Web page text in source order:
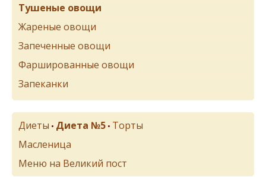
Тушеные овощи
Жареные овощи
Запеченные овощи
Фаршированные овощи
Запеканки
Диеты • Диета №5 • Торты
Масленица
Меню на Великий пост